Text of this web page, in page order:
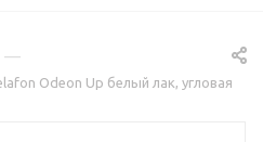
—
Odeon Up белый лак, угловая